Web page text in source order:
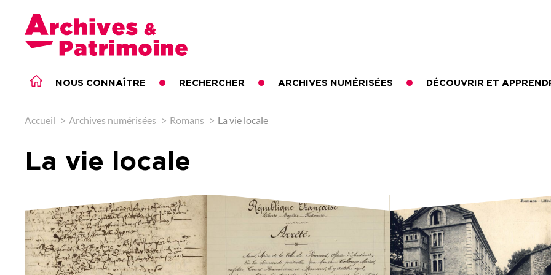
Archives & Patrimoine
NOUS CONNAÎTRE RECHERCHER ARCHIVES NUMÉRISÉES DÉCOUVRIR ET
Accueil Archives numérisées Romans La vie locale
La vie locale